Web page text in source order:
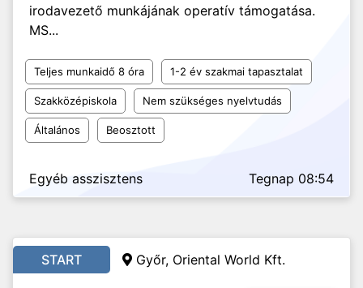
irodavezető munkájának operatív támogatása.
MS...
Teljes munkaidő 8 óra 1-2 év szakmai tapasztalat
Szakközépiskola Nem szükséges nyelvtudás
Általános Beosztott
Egyéb asszisztens Tegnap 08:54
START Győr, Oriental World Kft.